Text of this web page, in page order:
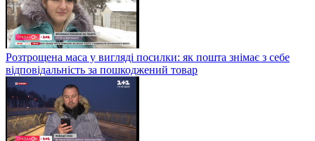
Розтрощена маса у вигляді посилки: як пошта знімає з себе
відповідальність за пошкоджений товар